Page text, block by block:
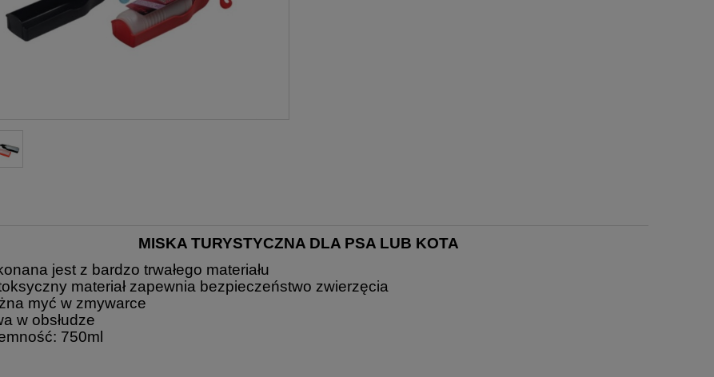
MISKA TURYSTYCZNA DLA PSA LUB KOTA
jest z bardzo trwałego materiału
materiał zapewnia bezpieczeństwo zwierzęcia
myć w zmywarce
w obsłudze
750ml